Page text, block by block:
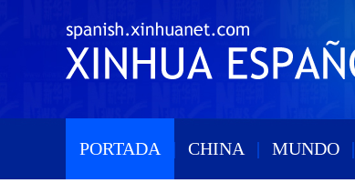
PORTADA | CHINA | MUNDO |